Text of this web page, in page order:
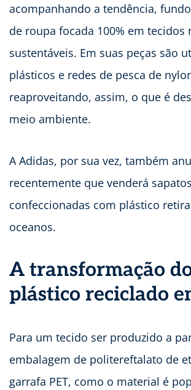
acompanhando a tendência,
de roupa focada 100% em tecidos
sustentáveis. Em suas peças são
plásticos e redes de pesca de
reaproveitando, assim, o que é
meio ambiente.
A Adidas, por sua vez, também
recentemente que venderá
confeccionadas com plástico
oceanos.
A transformação
plástico reciclado
Para um tecido ser produzido a
embalagem de politereftalato de
garrafa PET, como o material é